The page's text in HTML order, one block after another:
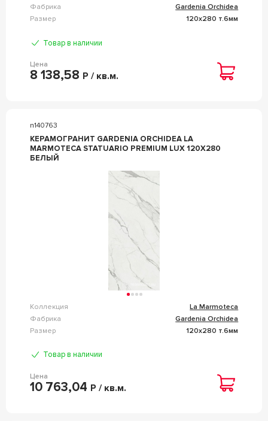
Фабрика
Gardenia Orchidea
Размер
120x280 т.6мм
Товар в наличии
Цена
8 138,58 Р / кв.м.
n140763
КЕРАМОГРАНИТ GARDENIA ORCHIDEA LA
MARMOTECA STATUARIO PREMIUM LUX 120X280
БЕЛЫЙ
Коллекция
La Marmoteca
Фабрика
Gardenia Orchidea
Размер
120x280 т.6мм
Товар в наличии
Цена
10 763,04 Р / кв.м.